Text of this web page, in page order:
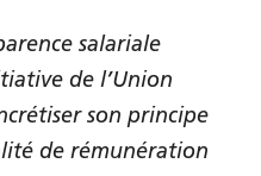
salariale
de l’Union
son principe
de rémunération